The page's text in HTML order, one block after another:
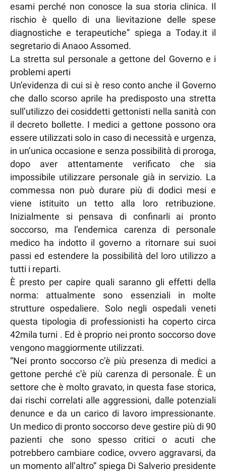
esami perché non conosce la sua storia clinica. Il
rischio è quello di una lievitazione delle spese
diagnostiche e terapeutiche” spiega a Today.it il
segretario di Anaoo Assomed.
La stretta sul personale a gettone del Governo e i
problemi aperti
Un’evidenza di cui si è reso conto anche il Governo
che dallo scorso aprile ha predisposto una stretta
sull’utilizzo dei cosiddetti gettonisti nella sanità con
il decreto bollette. I medici a gettone possono ora
essere utilizzati solo in caso di necessità e urgenza,
in un’unica occasione e senza possibilità di proroga,
dopo aver attentamente verificato che sia
impossibile utilizzare personale già in servizio. La
commessa non può durare più di dodici mesi e
viene istituito un tetto alla loro retribuzione.
Inizialmente si pensava di confinarli ai pronto
soccorso, ma l’endemica carenza di personale
medico ha indotto il governo a ritornare sui suoi
passi ed estendere la possibilità del loro utilizzo a
tutti i reparti.
È presto per capire quali saranno gli effetti della
norma: attualmente sono essenziali in molte
strutture ospedaliere. Solo negli ospedali veneti
questa tipologia di professionisti ha coperto circa
42mila turni . Ed è proprio nei pronto soccorso dove
vengono maggiormente utilizzati.
“Nei pronto soccorso c’è più presenza di medici a
gettone perché c’è più carenza di personale. È un
settore che è molto gravato, in questa fase storica,
dai rischi correlati alle aggressioni, dalle potenziali
denunce e da un carico di lavoro impressionante.
Un medico di pronto soccorso deve gestire più di 90
pazienti che sono spesso critici o acuti che
potrebbero cambiare codice, ovvero aggravarsi, da
un momento all’altro” spiega Di Salverio presidente